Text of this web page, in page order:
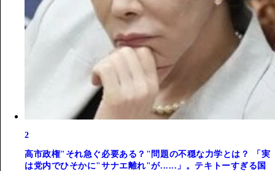
2
高市政権"それ急ぐ必要ある？"問題の不穏な力学とは？ 「実
は党内でひそかに"サナエ離れ"が......」。テキトーすぎる国